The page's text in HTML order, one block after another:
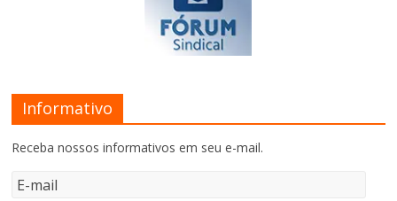
Informativo
Receba nossos informativos em seu e-mail.